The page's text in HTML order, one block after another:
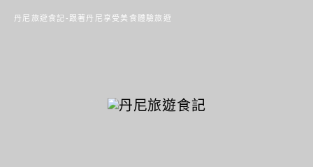
丹尼旅遊食記-跟著丹尼享受美食體驗旅遊